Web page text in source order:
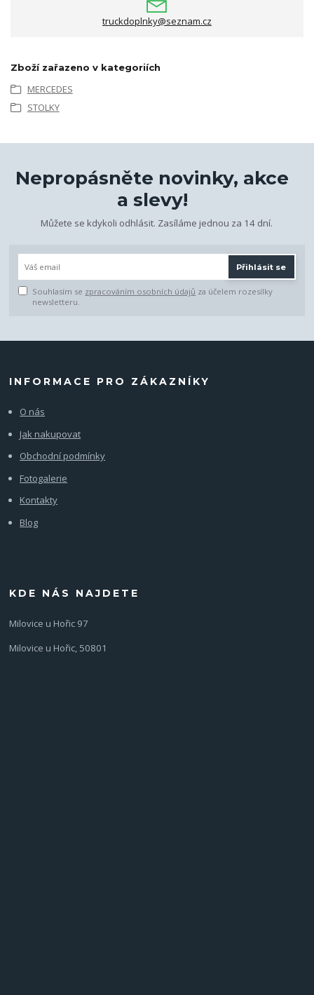
truckdoplnky@seznam.cz
Zboží zařazeno v kategoriích
MERCEDES
STOLKY
Nepropásněte novinky, akce
a slevy!
Můžete se kdykoli odhlásit. Zasíláme jednou za 14 dní.
Přihlásit se
Souhlasím se zpracováním osobních údajů za účelem rozesílky
newsletteru.
INFORMACE PRO ZÁKAZNÍKY
O nás
Jak nakupovat
Obchodní podmínky
Fotogalerie
Kontakty
Blog
KDE NÁS NAJDETE
Milovice u Hořic 97
Milovice u Hořic, 50801